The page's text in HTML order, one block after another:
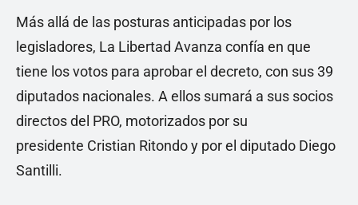
Más allá de las posturas anticipadas por los
legisladores, La Libertad Avanza confía en que
tiene los votos para aprobar el decreto, con sus 39
diputados nacionales. A ellos sumará a sus socios
directos del PRO, motorizados por su
presidente Cristian Ritondo y por el diputado Diego
Santilli.